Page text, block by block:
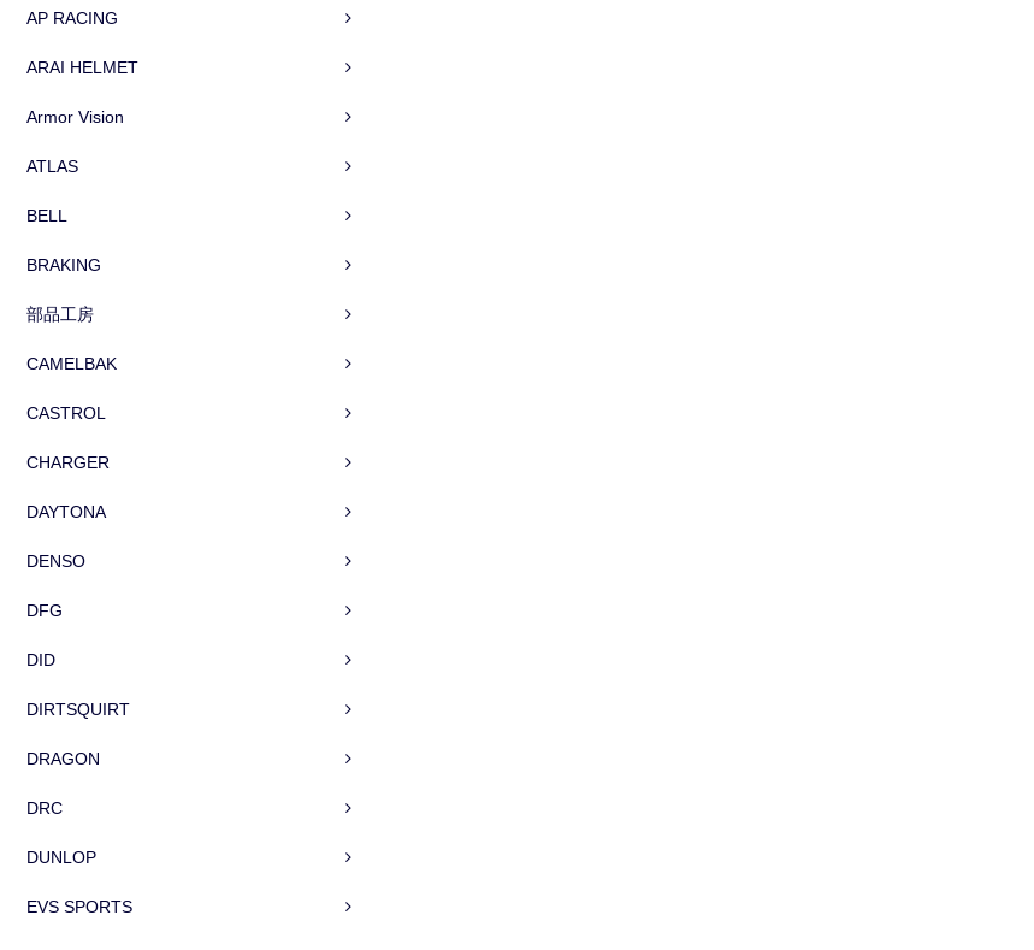
AP RACING
ARAI HELMET
Armor Vision
ATLAS
BELL
BRAKING
部品工房
CAMELBAK
CASTROL
CHARGER
DAYTONA
DENSO
DFG
DID
DIRTSQUIRT
DRAGON
DRC
DUNLOP
EVS SPORTS